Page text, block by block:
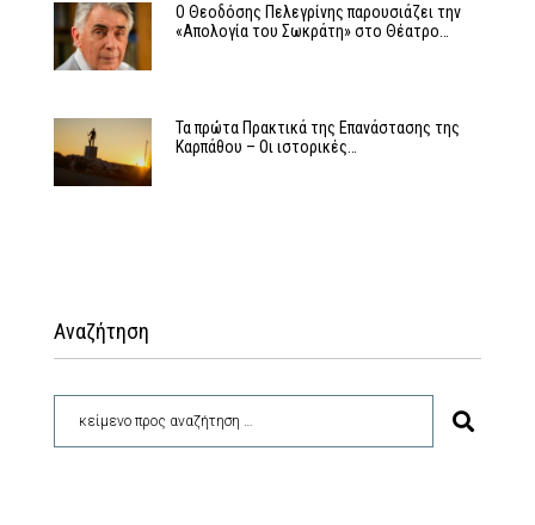
Ο Θεοδόσης Πελεγρίνης παρουσιάζει την
«Απολογία του Σωκράτη» στο Θέατρο…
Τα πρώτα Πρακτικά της Επανάστασης της
Καρπάθου – Οι ιστορικές…
Αναζήτηση